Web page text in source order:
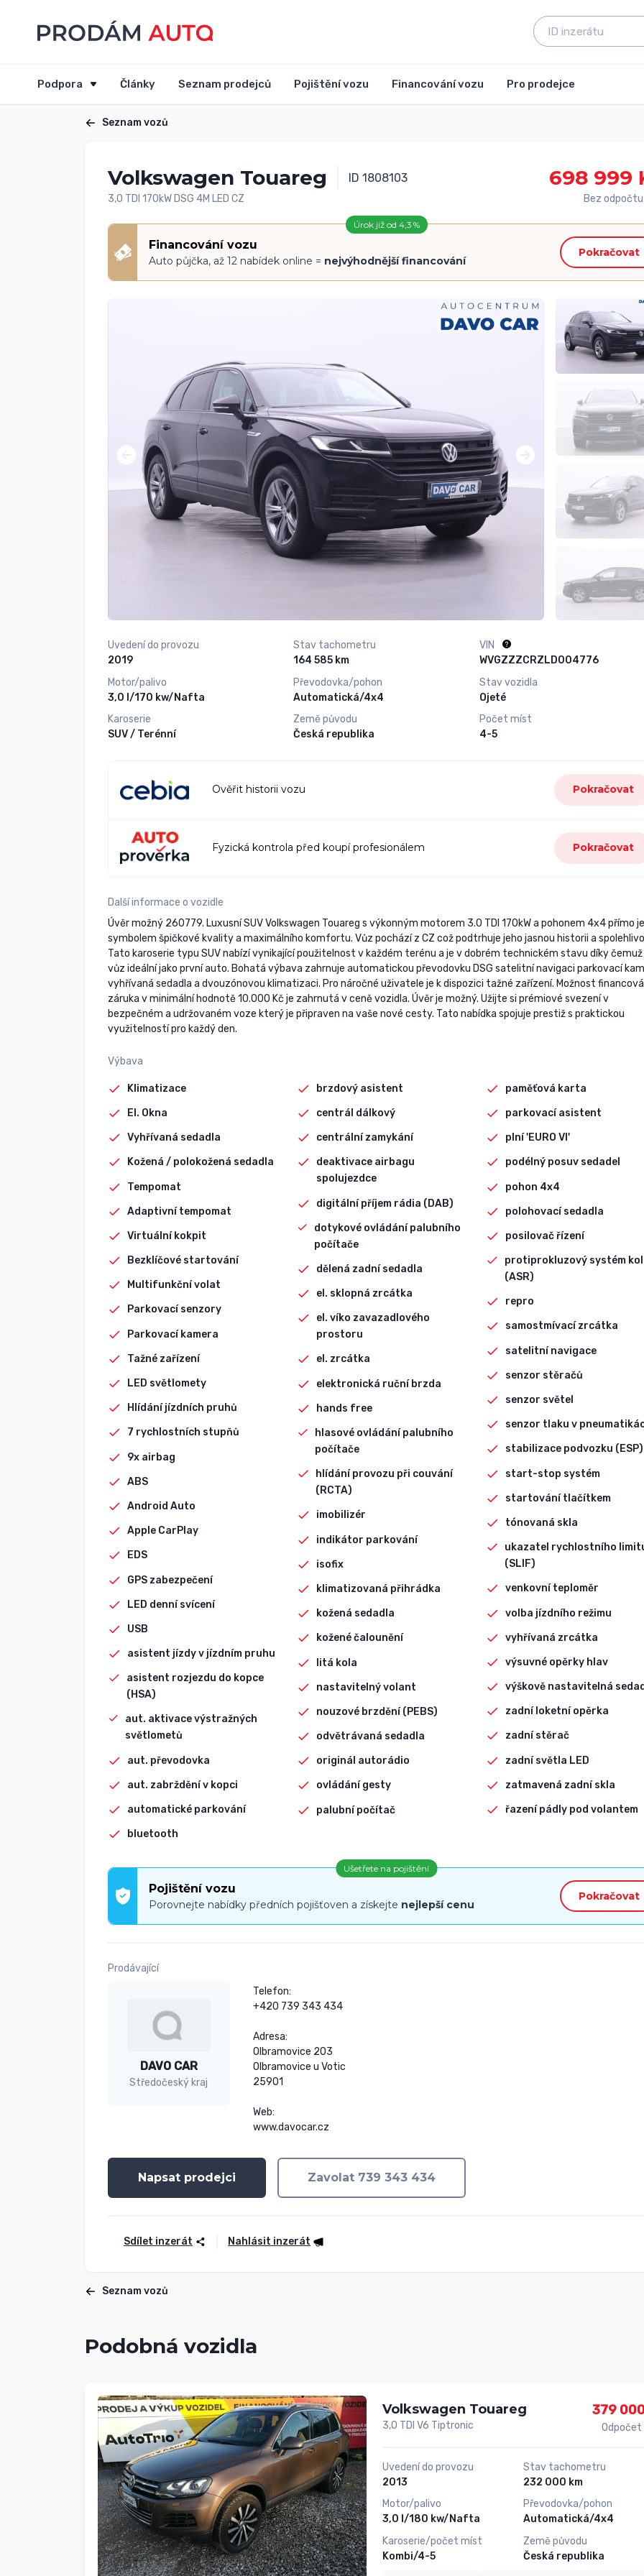
Podpora Články Seznam prodejců Pojištění vozu Financování vozu Pro prodejce
Seznam vozů
Volkswagen Touareg ID 1808103
3,0 TDI 170kW DSG 4M LED CZ
698 999
Bez odpočtu
Úrok již od 4,3 %
Financování vozu
Auto půjčka, až 12 nabídek online = nejvýhodnější financování
Pokračovat
Uvedení do provozu
2019
Motor/palivo
3,0 l/170 kw/Nafta
Karoserie
SUV / Terénní
Stav tachometru
164 585 km
Převodovka/pohon
Automatická/4x4
Země původu
Česká republika
VIN
WVGZZZCRZLD004776
Stav vozidla
Ojeté
Počet míst
4-5
Ověřit historii vozu Pokračovat
Fyzická kontrola před koupí profesionálem Pokračovat
Další informace o vozidle
Úvěr možný 260779. Luxusní SUV Volkswagen Touareg s výkonným motorem 3.0 TDI 170kW a pohonem 4x4 přímo je
symbolem špičkové kvality a maximálního komfortu. Vůz pochází z CZ což podtrhuje jeho jasnou historii a
Tato karoserie typu SUV nabízí vynikající použitelnost v každém terénu a je v dobrém technickém stavu díky čemuž
vůz ideální jako první auto. Bohatá výbava zahrnuje automatickou převodovku DSG satelitní navigaci parkovací
vyhřívaná sedadla a dvouzónovou klimatizaci. Pro náročné uživatele je k dispozici tažné zařízení. Možnost
záruka v minimální hodnotě 10.000 Kč je zahrnutá v ceně vozidla. Úvěr je možný. Užijte si prémiové svezení v
bezpečném a udržovaném voze který je připraven na vaše nové cesty. Tato nabídka spojuje prestiž s praktickou
využitelností pro každý den.
Výbava
Klimatizace
El. Okna
Vyhřívaná sedadla
Kožená / polokožená sedadla
Tempomat
Adaptivní tempomat
Virtuální kokpit
Bezklíčové startování
Multifunkční volat
Parkovací senzory
Parkovací kamera
Tažné zařízení
LED světlomety
Hlídání jízdních pruhů
7 rychlostních stupňů
9x airbag
ABS
Android Auto
Apple CarPlay
EDS
GPS zabezpečení
LED denní svícení
USB
asistent jízdy v jízdním pruhu
asistent rozjezdu do kopce
(HSA)
aut. aktivace výstražných
světlometů
aut. převodovka
aut. zabrždění v kopci
automatické parkování
bluetooth
brzdový asistent
centrál dálkový
centrální zamykání
deaktivace airbagu
spolujezdce
digitální příjem rádia (DAB)
dotykové ovládání palubního
počítače
dělená zadní sedadla
el. sklopná zrcátka
el. víko zavazadlového
prostoru
el. zrcátka
elektronická ruční brzda
hands free
hlasové ovládání palubního
počítače
hlídání provozu při couvání
(RCTA)
imobilizér
indikátor parkování
isofix
klimatizovaná přihrádka
kožená sedadla
kožené čalounění
litá kola
nastavitelný volant
nouzové brzdění (PEBS)
odvětrávaná sedadla
originál autorádio
ovládání gesty
palubní počítač
paměťová karta
parkovací asistent
plní 'EURO VI'
podélný posuv sedadel
pohon 4x4
polohovací sedadla
posilovač řízení
protiprokluzový systém kol
(ASR)
repro
samostmívací zrcátka
satelitní navigace
senzor stěračů
senzor světel
senzor tlaku v
stabilizace podvozku (ESP)
start-stop systém
startování tlačítkem
tónovaná skla
ukazatel rychlostního
(SLIF)
venkovní teploměr
volba jízdního režimu
vyhřívaná zrcátka
výsuvné opěrky hlav
výškově nastavitelná
zadní loketní opěrka
zadní stěrač
zadní světla LED
zatmavená zadní skla
řazení pádly pod volantem
Ušetřete na pojištění
Pojištění vozu
Porovnejte nabídky předních pojišťoven a získejte nejlepší cenu
Pokračovat
Prodávající
DAVO CAR
Středočeský kraj
Telefon:
+420 739 343 434
Adresa:
Olbramovice 203
Olbramovice u Votic
25901
Web:
www.davocar.cz
Napsat prodejci Zavolat 739 343 434
Sdílet inzerát Nahlásit inzerát
Seznam vozů
Podobná vozidla
Volkswagen Touareg
3,0 TDI V6 Tiptronic
379
Odpočet
Uvedení do provozu
2013
Motor/palivo
3,0 l/180 kw/Nafta
Karoserie/počet míst
Kombi/4-5
Stav tachometru
232 000 km
Převodovka/pohon
Automatická/4x4
Země původu
Česká republika